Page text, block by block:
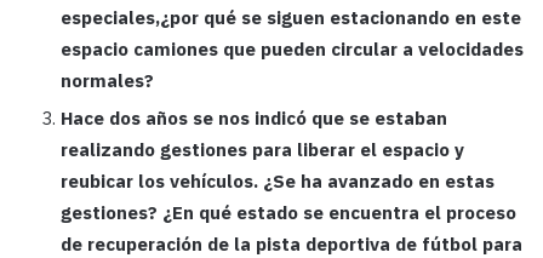
especiales,¿por qué se siguen estacionando en este
espacio camiones que pueden circular a velocidades
normales?
Hace dos años se nos indicó que se estaban
realizando gestiones para liberar el espacio y
reubicar los vehículos. ¿Se ha avanzado en estas
gestiones? ¿En qué estado se encuentra el proceso
de recuperación de la pista deportiva de fútbol para